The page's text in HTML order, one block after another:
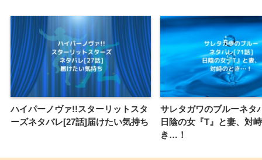
ハイパーノヴァ!!スターリットスタ
ーズネタバレ[27話]届けたい気持ち
サレタガワのブルーネタ
日陰の女『T』と妻、対
き…！